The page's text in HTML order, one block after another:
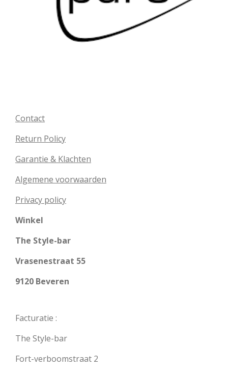
Contact
Return Policy
Garantie & Klachten
Algemene voorwaarden
Privacy policy
Winkel
The Style-bar
Vrasenestraat 55
9120 Beveren
Facturatie :
The Style-bar
Fort-verboomstraat 2